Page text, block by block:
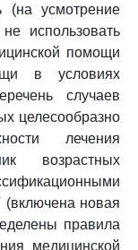
(на усмотрение
использовать
помощи
в условиях
случаев
целесообразно
лечения
возрастных
(включена новая
правила
медицинской